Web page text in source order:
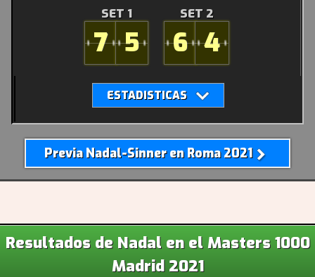
SET 1
7 5
SET 2
6 4
Previa Nadal-Sinner en Roma 2021
Resultados de Nadal en el Masters 1000
Madrid 2021